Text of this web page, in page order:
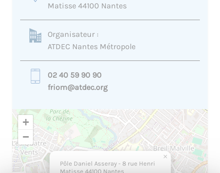
Matisse 44100 Nantes
Organisateur :
ATDEC Nantes Métropole
02 40 59 90 90
friom@atdec.org
Pôle Daniel Asseray - 8 rue Henri
Matisse 44100 Nantes
×
+
−